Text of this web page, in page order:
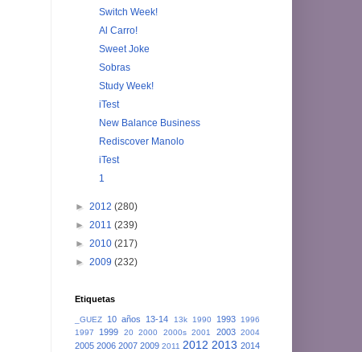
Switch Week!
Al Carro!
Sweet Joke
Sobras
Study Week!
iTest
New Balance Business
Rediscover Manolo
iTest
1
► 2012 (280)
► 2011 (239)
► 2010 (217)
► 2009 (232)
Etiquetas
_GUEZ 10 años 13-14 13k 1990 1993
1996
1997
1999 20 2000 2000s 2001 2003 2004
2005 2006 2007 2009 2011 2012 2013 2014